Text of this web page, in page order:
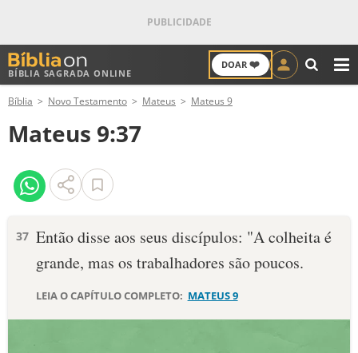
BÍBLIA SAGRADA ONLINE
DOAR ❤️
ANTIGO TESTAMENTO
NOVO TESTAMENTO
VERSÍCULOS
PALAVRA DO DIA
Bíblia Novo Testamento Mateus Mateus 9
Mateus 9:37
37 Então disse aos seus discípulos: "A colheita é
grande, mas os trabalhadores são poucos.
LEIA O CAPÍTULO COMPLETO: MATEUS 9